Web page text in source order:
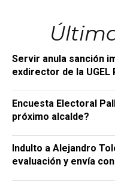
Servir anula sanción
exdirector de la UGEL
Encuesta Electoral
próximo alcalde?
Indulto a Alejandro
evaluación y envía